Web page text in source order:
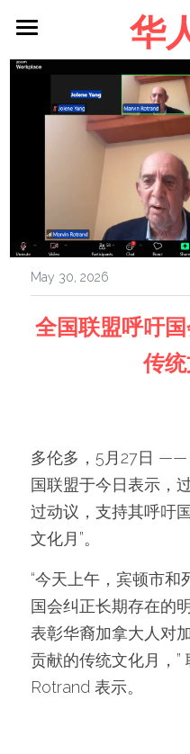
华
About me
Blog
Contact
Facebook
Login /Register
May 30, 2026
全国联盟呼吁
传
多伦多，5月27日 ——
国联盟于今日表示，
过动议，支持其呼吁
文化月”。
“今天上午，宾顿市
国会纠正长期存在的
表彰华裔加拿大人对
贡献的传统文化月，”
Rotrand 表示。